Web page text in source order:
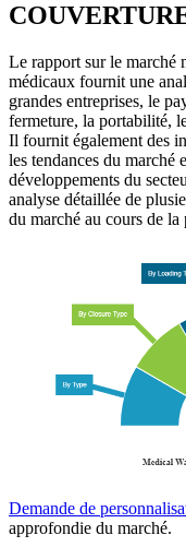
Le rapport sur le marché
médicaux fournit une
grandes entreprises, le
fermeture, la portabilité,
Il fournit également des
les tendances du marché
développements du
analyse détaillée de
du marché au cours de
Demande de
approfondie du marché.